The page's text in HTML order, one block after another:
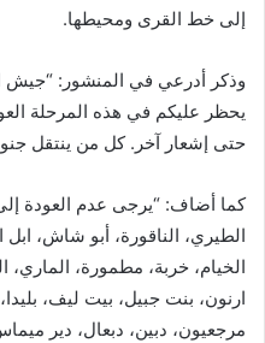
إلى خط القرى ومحيطها.
وذكر أدرعي في المنشور: “جيش
يحظر عليكم في هذه المرحلة
حتى إشعار آخر. كل من ينتقل
كما أضاف: “يرجى عدم العودة إلى
الطيري، الناقورة، أبو شاش، ابل
الخيام، خربة، مطمورة، الماري،
ارنون، بنت جبيل، بيت ليف،
مرجعيون، دبين، دبعال، دير